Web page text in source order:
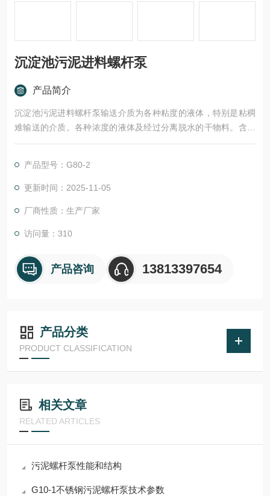
沉淀池污泥进料螺杆泵
产品简介
沉淀池污泥进料螺杆泵输送介质为各种粘度的液体，特别是粘稠
难输送的介质。各种浓度的液体及经过分离脱水的干物料。含有
固体颗粒、纤维、悬浮物的液体。液体、气体、固体的混合物。
产品型号：G80-2
更新时间：2025-11-05
厂商性质：生产厂家
访问量：310
产品咨询 13813397654
产品分类
PRODUCT CLASSIFICATION
相关文章
RELATED ARTICLES
污泥螺杆泵性能和结构
G10-1不锈钢污泥螺杆泵技术参数